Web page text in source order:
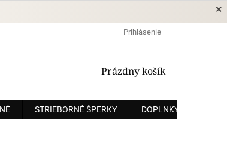
×
OCHRANA OSOBNÝCH ÚDAJOV
Prihlásenie
NÁKUPNÝ
Prázdny košík
STRIEBORNÉ ŠPERKY DOPLNKY